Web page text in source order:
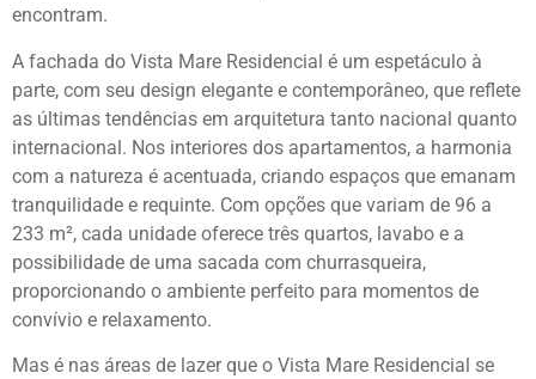
encontram.
A fachada do Vista Mare Residencial é um espetáculo à
parte, com seu design elegante e contemporâneo, que reflete
as últimas tendências em arquitetura tanto nacional quanto
internacional. Nos interiores dos apartamentos, a harmonia
com a natureza é acentuada, criando espaços que emanam
tranquilidade e requinte. Com opções que variam de 96 a
233 m², cada unidade oferece três quartos, lavabo e a
possibilidade de uma sacada com churrasqueira,
proporcionando o ambiente perfeito para momentos de
convívio e relaxamento.
Mas é nas áreas de lazer que o Vista Mare Residencial se